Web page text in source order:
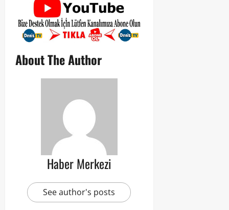
About The Author
Haber Merkezi
See author's posts